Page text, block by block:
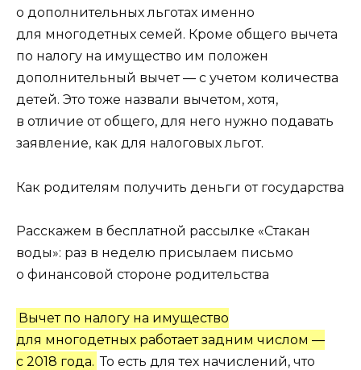
о дополнительных льготах именно
для многодетных семей. Кроме общего вычета
по налогу на имущество им положен
дополнительный вычет — с учетом количества
детей. Это тоже назвали вычетом, хотя,
в отличие от общего, для него нужно подавать
заявление, как для налоговых льгот.
Как родителям получить деньги от государства
Расскажем в бесплатной рассылке «Стакан
воды»: раз в неделю присылаем письмо
о финансовой стороне родительства
Вычет по налогу на имущество
для многодетных работает задним числом —
с 2018 года. То есть для тех начислений, что